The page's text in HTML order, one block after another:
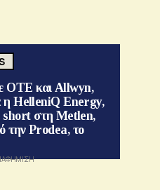
ΟΤΕ και Allwyn,
η HelleniQ Energy,
short στη Metlen,
την Prodea, το